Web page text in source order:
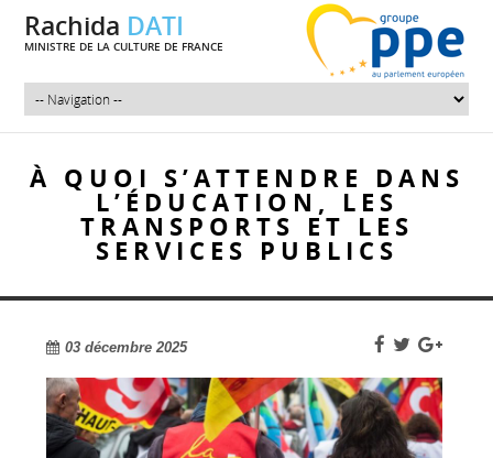
Rachida DATI
MINISTRE DE LA CULTURE DE FRANCE
À QUOI S’ATTENDRE DANS
L’ÉDUCATION, LES
TRANSPORTS ET LES
SERVICES PUBLICS
03 décembre 2025